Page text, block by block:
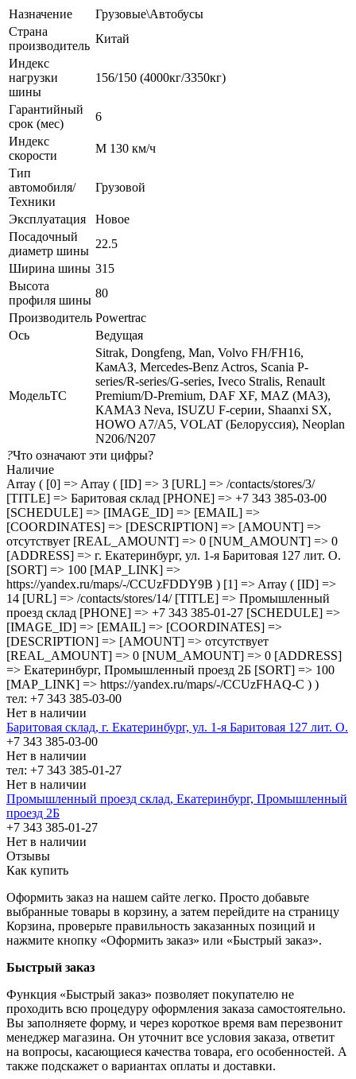
Назначение
Грузовые\Автобусы
Страна
производитель
Китай
Индекс
нагрузки
шины
156/150 (4000кг/3350кг)
Гарантийный
срок (мес)
6
Индекс
скорости
M 130 км/ч
Тип
автомобиля/
Техники
Грузовой
Эксплуатация
Новое
Посадочный
диаметр шины
22.5
Ширина шины 315
Высота
профиля шины
80
Производитель Powertrac
Ось
Ведущая
МодельТС
Sitrak, Dongfeng, Man, Volvo FH/FH16,
КамАЗ, Mercedes-Benz Actros, Scania P-
series/R-series/G-series, Iveco Stralis, Renault
Premium/D-Premium, DAF XF, MAZ (МАЗ),
КАМАЗ Neva, ISUZU F-серии, Shaanxi SX,
HOWO A7/A5, VOLAT (Белоруссия), Neoplan
N206/N207
?Что означают эти цифры?
Наличие
Array ( [0] => Array ( [ID] => 3 [URL] => /contacts/stores/3/
[TITLE] => Баритовая склад [PHONE] => +7 343 385-03-00
[SCHEDULE] => [IMAGE_ID] => [EMAIL] =>
[COORDINATES] => [DESCRIPTION] => [AMOUNT] =>
отсутствует [REAL_AMOUNT] => 0 [NUM_AMOUNT] => 0
[ADDRESS] => г. Екатеринбург, ул. 1-я Баритовая 127 лит. О.
[SORT] => 100 [MAP_LINK] =>
https://yandex.ru/maps/-/CCUzFDDY9B ) [1] => Array ( [ID] =>
14 [URL] => /contacts/stores/14/ [TITLE] => Промышленный
проезд cклад [PHONE] => +7 343 385-01-27 [SCHEDULE] =>
[IMAGE_ID] => [EMAIL] => [COORDINATES] =>
[DESCRIPTION] => [AMOUNT] => отсутствует
[REAL_AMOUNT] => 0 [NUM_AMOUNT] => 0 [ADDRESS]
=> Екатеринбург, Промышленный проезд 2Б [SORT] => 100
[MAP_LINK] => https://yandex.ru/maps/-/CCUzFHAQ-C ) )
тел: +7 343 385-03-00
Нет в наличии
Баритовая склад, г. Екатеринбург, ул. 1-я Баритовая 127 лит. О.
+7 343 385-03-00
Нет в наличии
тел: +7 343 385-01-27
Нет в наличии
Промышленный проезд cклад, Екатеринбург, Промышленный
проезд 2Б
+7 343 385-01-27
Нет в наличии
Отзывы
Как купить
Оформить заказ на нашем сайте легко. Просто добавьте
выбранные товары в корзину, а затем перейдите на страницу
Корзина, проверьте правильность заказанных позиций и
нажмите кнопку «Оформить заказ» или «Быстрый заказ».
Быстрый заказ
Функция «Быстрый заказ» позволяет покупателю не
проходить всю процедуру оформления заказа самостоятельно.
Вы заполняете форму, и через короткое время вам перезвонит
менеджер магазина. Он уточнит все условия заказа, ответит
на вопросы, касающиеся качества товара, его особенностей. А
также подскажет о вариантах оплаты и доставки.